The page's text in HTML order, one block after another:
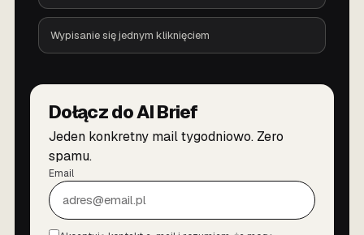
Wypisanie się jednym kliknięciem
Dołącz do AI Brief
Jeden konkretny mail tygodniowo. Zero
spamu.
Email